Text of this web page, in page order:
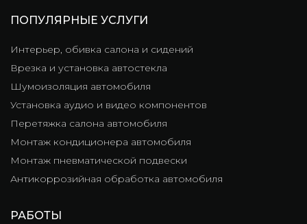
ПОПУЛЯРНЫЕ УСЛУГИ
Интерьер, обивка салона и сидений
Врезка и установка автостекла
Шумоизоляция автомобиля
Установка аудио и видео компонентов
Перетяжка салона автомобиля
Монтаж кондиционера автомобиля
Монтаж пневматической подвески
Антикоррозийная обработка автомобиля
РАБОТЫ